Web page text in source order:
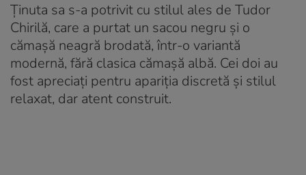
Ținuta sa s-a potrivit cu stilul ales de Tudor
Chirilă, care a purtat un sacou negru și o
cămașă neagră brodată, într-o variantă
modernă, fără clasica cămașă albă. Cei doi au
fost apreciați pentru apariția discretă și stilul
relaxat, dar atent construit.